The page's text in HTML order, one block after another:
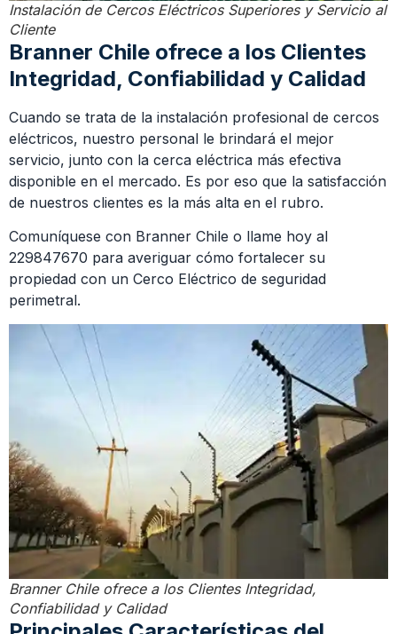
Instalación de Cercos Eléctricos Superiores y Servicio al
Cliente
Branner Chile ofrece a los Clientes
Integridad, Confiabilidad y Calidad
Cuando se trata de la instalación profesional de cercos
eléctricos, nuestro personal le brindará el mejor
servicio, junto con la cerca eléctrica más efectiva
disponible en el mercado. Es por eso que la satisfacción
de nuestros clientes es la más alta en el rubro.
Comuníquese con Branner Chile o llame hoy al
229847670 para averiguar cómo fortalecer su
propiedad con un Cerco Eléctrico de seguridad
perimetral.
Branner Chile ofrece a los Clientes Integridad,
Confiabilidad y Calidad